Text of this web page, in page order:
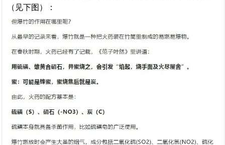
（见下图）：